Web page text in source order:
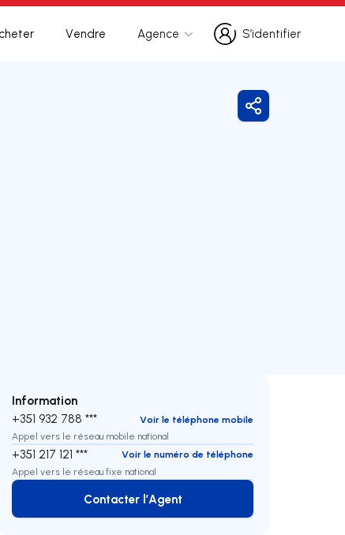
Vendre Agence
S’identifier
S’identifier
Partager
Information
+351 932 788 ***
Voir le téléphone mobile
Appel vers le réseau mobile national
+351 217 121 ***
Voir le numéro de téléphone
Appel vers le réseau fixe national
Contacter l’Agent
Contacter l’Agent